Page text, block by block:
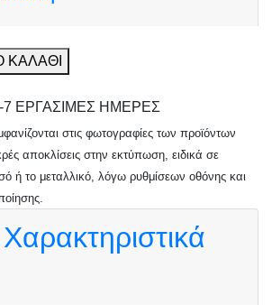
ΕΡΓΑΣΙΜΕΣ ΗΜΕΡΕΣ
στις φωτογραφίες των προϊόντων
αποκλίσεις στην εκτύπωση, ειδικά σε
ή το μεταλλικό, λόγω ρυθμίσεων οθόνης και